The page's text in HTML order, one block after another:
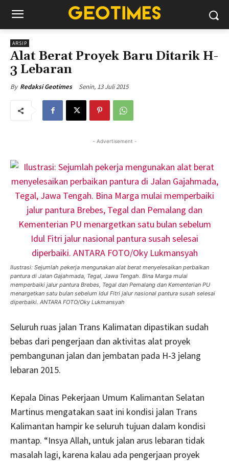
ARSIP
Alat Berat Proyek Baru Ditarik H-
3 Lebaran
By Redaksi Geotimes Senin, 13 Juli 2015
- Advertisement -
Ilustrasi: Sejumlah pekerja mengunakan alat berat menyelesaikan perbaikan
pantura di Jalan Gajahmada, Tegal, Jawa Tengah. Bina Marga mulai
memperbaiki jalur pantura Brebes, Tegal dan Pemalang dan Kementerian PU
menargetkan satu bulan sebelum Idul Fitri jalur nasional pantura susah selesai
diperbaiki. ANTARA FOTO/Oky Lukmansyah
Seluruh ruas jalan Trans Kalimatan dipastikan sudah
bebas dari pengerjaan dan aktivitas alat proyek
pembangunan jalan dan jembatan pada H-3 jelang
lebaran 2015.
Kepala Dinas Pekerjaan Umum Kalimantan Selatan
Martinus mengatakan saat ini kondisi jalan Trans
Kalimantan hampir ke seluruh tujuan dalam kondisi
mantap. “Insya Allah, untuk jalan arus lebaran tidak
masalah lagi, karena kalau ada pengerjaan proyek